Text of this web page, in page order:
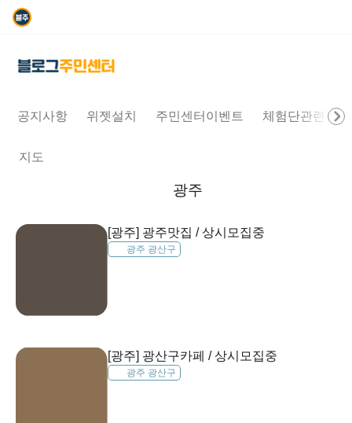
공지사항 위젯설치 주민센터이벤트 체험단관련문의
지도
광주
[광주] 광주맛집 / 상시모집중
광주 광산구
[광주] 광산구카페 / 상시모집중
광주 광산구